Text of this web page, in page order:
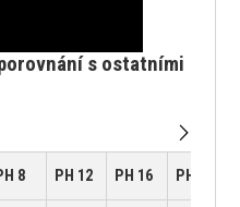
s ostatními
8 PH 12 PH 16 PH 19